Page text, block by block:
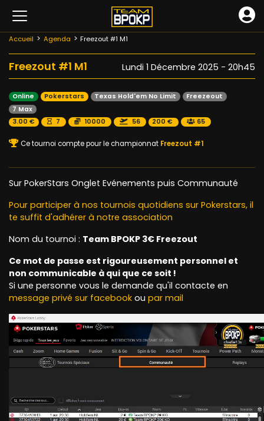
Accueil Agenda Freezout #1 M1
Freezout #1 M1 Lundi 1 Décembre 2025 - 20h45
Online Pokerstars Texas Hold'em No Limit
Freezeout
7 Max
3.00 €
7 10000 56 200 € 65
Ce tournoi compte pour le championnat Freezout #1
Sur PokerStars Onglet Evénements puis Communauté
Pour participer à nos tournois quotidiens sur Pokerstars, il
te suffit d'adhérer à notre association
Nom du tournoi : Team BPOKP 3€ Freezout
Ce mot de passe est rigoureusement personnel et
non communicable à qui que ce soit !
Si une personne vous le demande qu'il contacte en
message privé sur facebook ou par mail